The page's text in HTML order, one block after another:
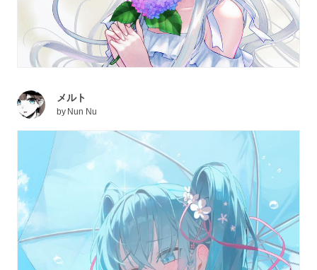
メルト
by Nun Nu